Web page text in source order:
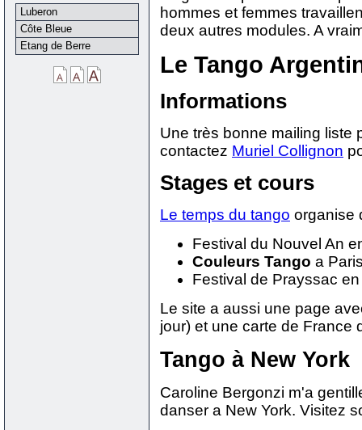
hommes et femmes
deux autres modules. A
Le Tango
Informations
Une très bonne mailing liste
contactez Muriel Collignon
Stages et cours
Le temps du tango organise
Festival du Nouvel An
Couleurs Tango a
Festival de Prayssac
Le site a aussi une page
jour) et une carte de France
Tango à New York
Caroline Bergonzi m'a
danser a New York. Visitez
Luberon
Côte Bleue
Etang de Berre